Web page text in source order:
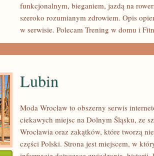
funkcjonalnym, bieganiem, jazdą na
szeroko rozumianym zdrowiem. Opis
w serwisie. Polecam Trening w domu i
Lubin
Moda Wrocław to obszerny serwis
ciekawych miejsc na Dolnym Śląsku, ze
Wrocławia oraz zakątków, które tworzą
części Polski. Strona jest miejscem, w